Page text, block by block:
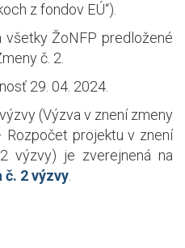
z fondov EÚ“).
všetky ŽoNFP predložené
č. 2.
29. 04. 2024.
(Výzva v znení zmeny
projektu v znení
výzvy) je zverejnená na
č. 2 výzvy